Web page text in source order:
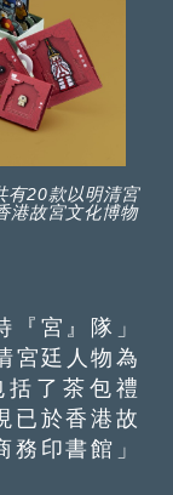
有20款以明清宮
港故宮文化博物
宮』隊」
宮廷人物為
了茶包禮
已於香港故
印書館」